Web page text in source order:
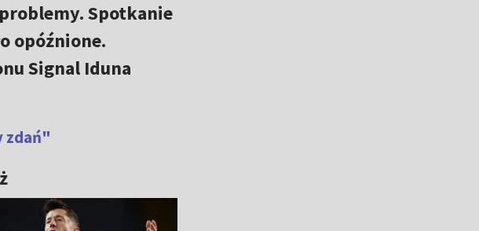
Spotkanie
opóźnione.
Signal Iduna
zdań"